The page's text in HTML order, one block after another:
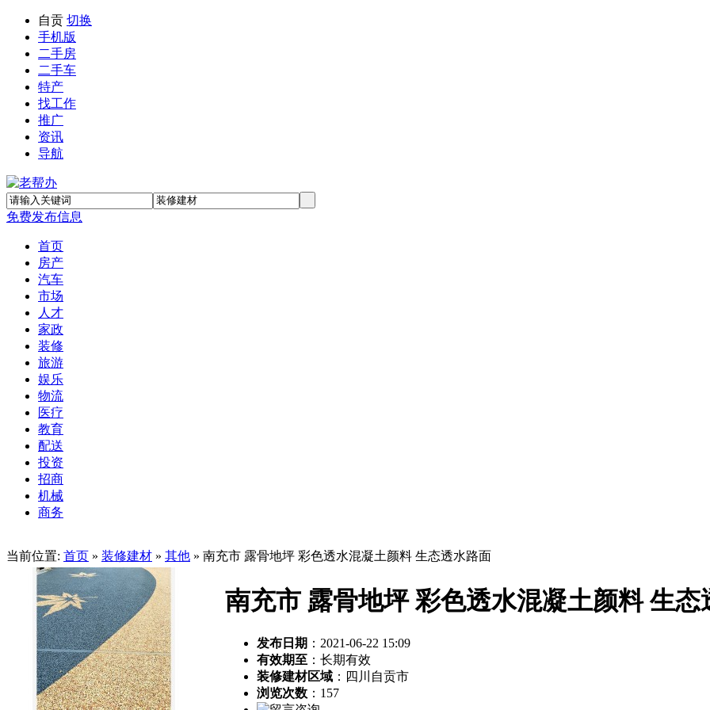
自贡 切换
手机版
二手房
二手车
特产
找工作
推广
资讯
导航
免费发布信息
首页
房产
汽车
市场
人才
家政
装修
旅游
娱乐
物流
医疗
教育
配送
投资
招商
机械
商务
当前位置: 首页 » 装修建材 » 其他 » 南充市 露骨地坪 彩色透水混凝土颜料 生态透水路面
南充市 露骨地坪 彩色透水混凝土颜料 生态
发布日期 ：2021-06-22 15:09
有效期至 ：长期有效
装修建材区域 ：四川自贡市
浏览次数 ： 157